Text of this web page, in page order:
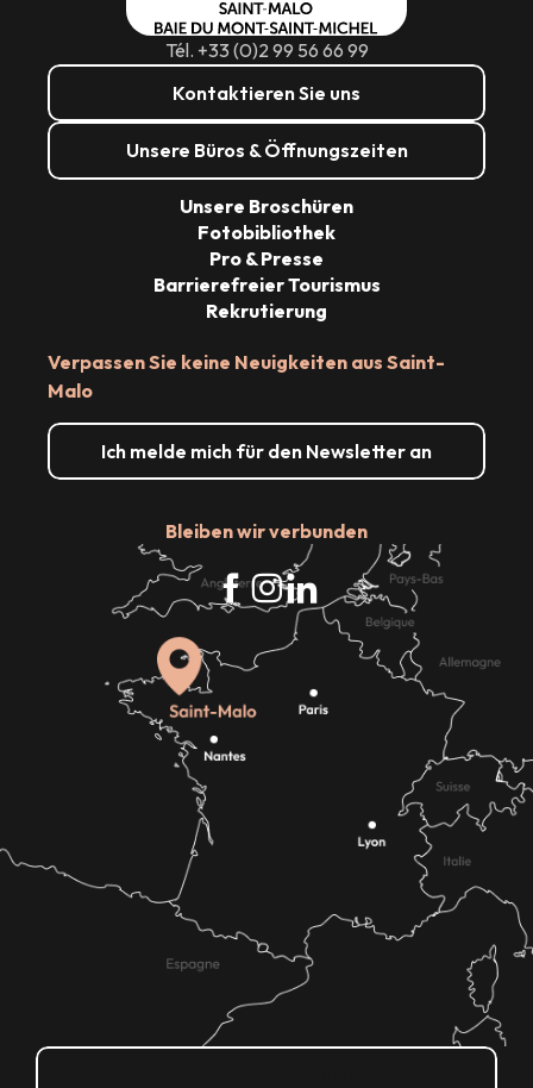
Tél. +33 (0)2 99 56 66 99
Kontaktieren Sie uns
Unsere Büros & Öffnungszeiten
Verpassen Sie keine Neuigkeiten aus Saint-
Malo
Ich melde mich für den Newsletter an
Bleiben wir verbunden
Unsere Broschüren
Fotobibliothek
Pro & Presse
Barrierefreier Tourismus
Rekrutierung